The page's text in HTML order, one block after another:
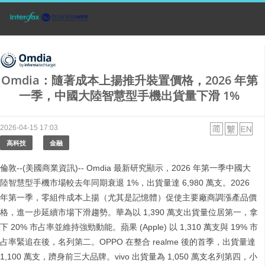
Omdia：隨著成本上揚推升裝置價格，2026 年第
一季，中國大陸智慧型手機出貨量下滑 1%
2026-04-15 17:03
高科技 金融
倫敦--(美國商業資訊)-- Omdia 最新研究顯示，2026 年第一季中國大
陸智慧型手機市場較去年同期衰退 1%，出貨量達 6,980 萬支。2026
年第一季，零組件成本上揚（尤其是記憶體）促使主要廠商調漲產品價
格，進一步延續市場下滑趨勢。華為以 1,390 萬支出貨量位居第一，拿
下 20% 市占率並維持強勁動能。蘋果 (Apple) 以 1,310 萬支與 19% 市
占率緊追在後，名列第二。OPPO 在整合 realme 後的首季，出貨量達
1,100 萬支，躋身前三大品牌。vivo 出貨量為 1,050 萬支名列第四，小